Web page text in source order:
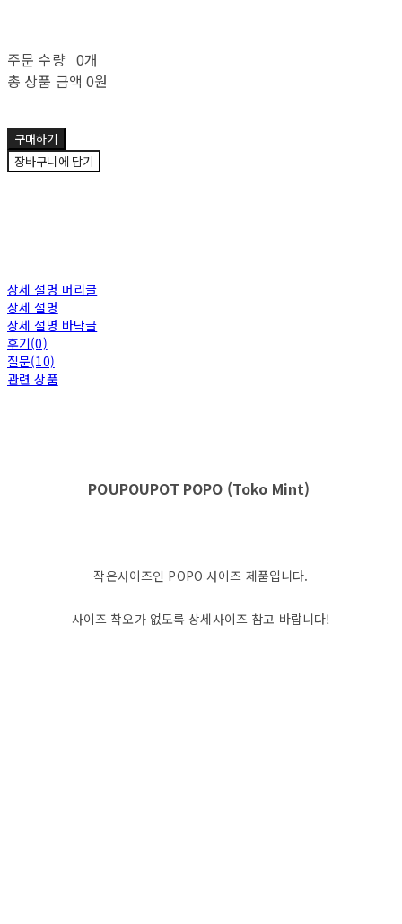
주문 수량 0개
총 상품 금액 0원
구매하기
장바구니에 담기
상세 설명 머리글
상세 설명
상세 설명 바닥글
후기(0)
질문(10)
관련 상품
POUPOUPOT POPO (Toko Mint)
작은사이즈인 POPO 사이즈 제품입니다.
사이즈 착오가 없도록 상세사이즈 참고 바랍니다!